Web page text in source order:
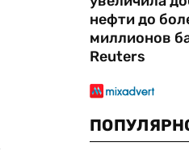
нефти до
миллионов
Reuters